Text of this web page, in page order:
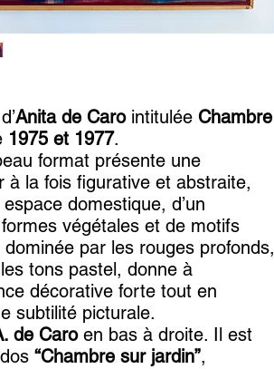
Anita de Carointitulée Chambre
1975 et 1977.
format présente une
à la fois figurative et abstraite,
domestique, d’un
végétales et de motifs
par les rouges profonds,
tons pastel, donne à
décorative forte tout en
subtilité picturale.
de Caroen bas à droite. Il est
“Chambre sur jardin”,